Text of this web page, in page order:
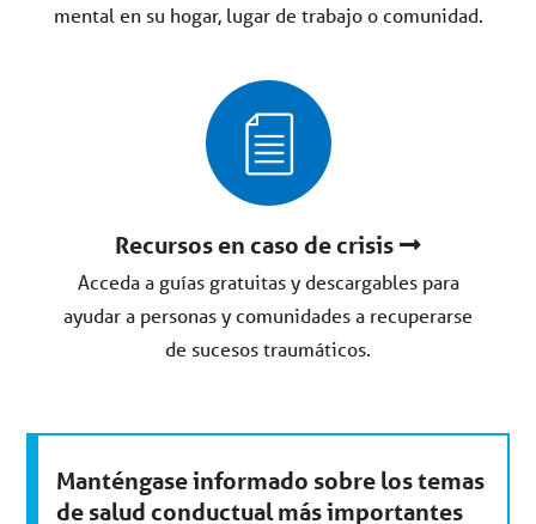
mental en su hogar, lugar de trabajo o comunidad.
Recursos en caso de crisis
Acceda a guías gratuitas y descargables para
ayudar a personas y comunidades a recuperarse
de sucesos traumáticos.
Manténgase informado sobre los temas
de salud conductual más importantes